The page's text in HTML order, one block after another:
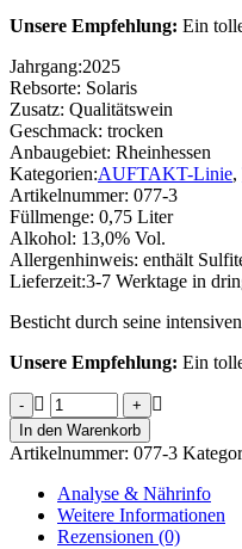
Unsere Empfehlung: Ein
Jahrgang:2025
Rebsorte: Solaris
Zusatz: Qualitätswein
Geschmack: trocken
Anbaugebiet: Rheinhessen
Kategorien:AUFTAKT-Linie,
Artikelnummer: 077-3
Füllmenge: 0,75 Liter
Alkohol: 13,0% Vol.
Allergenhinweis: enthält
Lieferzeit:3-7 Werktage in
Besticht durch seine
Unsere Empfehlung: Ein
Solaris
-
AUFTAKT-
Linie
Menge
In den Warenkorb
Artikelnummer: 077-3
Analyse & Nährinfo
Weitere Informationen
Rezensionen (0)